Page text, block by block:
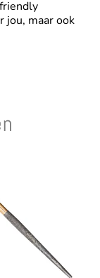
jou, maar ook